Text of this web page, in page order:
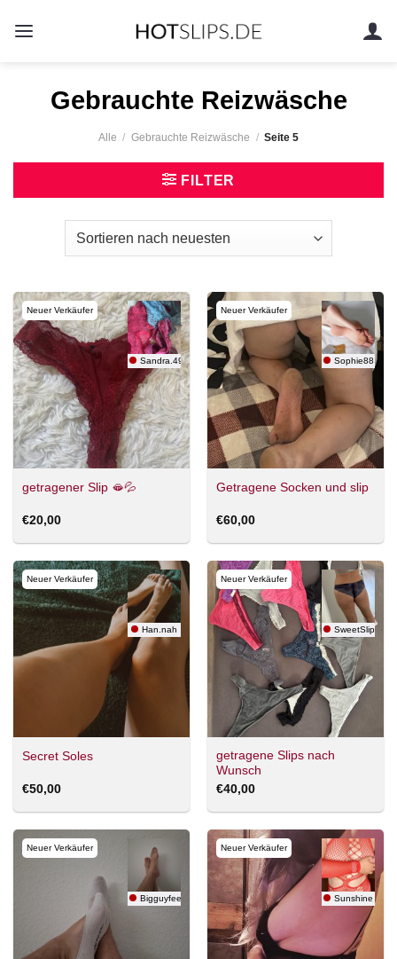
Inhalt
Gebrauchte Reizwäsche
Alle / Gebrauchte Reizwäsche / Seite 5
FILTER
Neuer Verkäufer
Sandra.49
getragener Slip 🫦💦
€20,00
Neuer Verkäufer
Sophie88
Getragene Socken und slip
€60,00
Neuer Verkäufer
Han.nah
Secret Soles
€50,00
Neuer Verkäufer
getragene Slips nach
Wunsch
€40,00
Neuer Verkäufer
Bigguyfeet
Neuer Verkäufer
Sunshine